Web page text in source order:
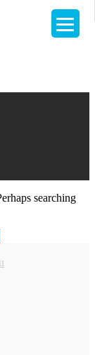
searching